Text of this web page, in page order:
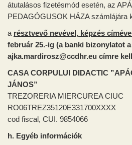
átutalásos fizetésmód esetén, az
PEDAGÓGUSOK HÁZA számlájára
a résztvevő nevével, képzés
február 25.-ig (a banki bizonylatot
ajka.mardirosz@ccdhr.eu címre
CASA CORPULUI DIDACTIC
JÁNOS”
TREZORERIA MIERCUREA CIUC
RO06TREZ35120E331700XXXX
cod fiscal, CUI. 9854066
h. Egyéb információk